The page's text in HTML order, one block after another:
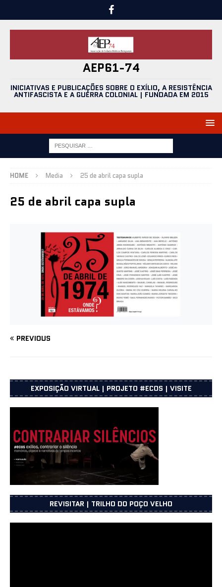
AEP61-74
INICIATIVAS E PUBLICAÇÕES SOBRE O EXÍLIO, A RESISTÊNCIA
ANTIFASCISTA E A GUERRA COLONIAL | FUNDADA EM 2015
HOME Media 25 de abril capa supla
25 de abril capa supla
PREVIOUS
EXPOSIÇÃO VIRTUAL | PROJETO #ECOS | VISITE
REVISITAR | TRILHO DO POÇO VELHO